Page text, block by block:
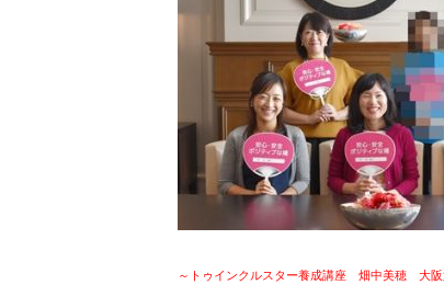
～トゥインクルスター養成講座 畑中美穂 大阪